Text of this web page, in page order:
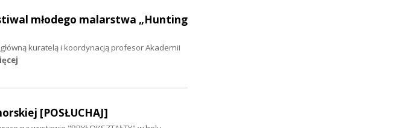
młodego malarstwa „Hunting
kuratelą i koordynacją profesor Akademii
[POSŁUCHAJ]